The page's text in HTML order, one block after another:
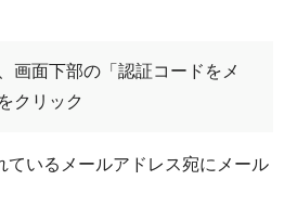
画面下部の「認証コードをメ
クリック
ているメールアドレス宛にメール